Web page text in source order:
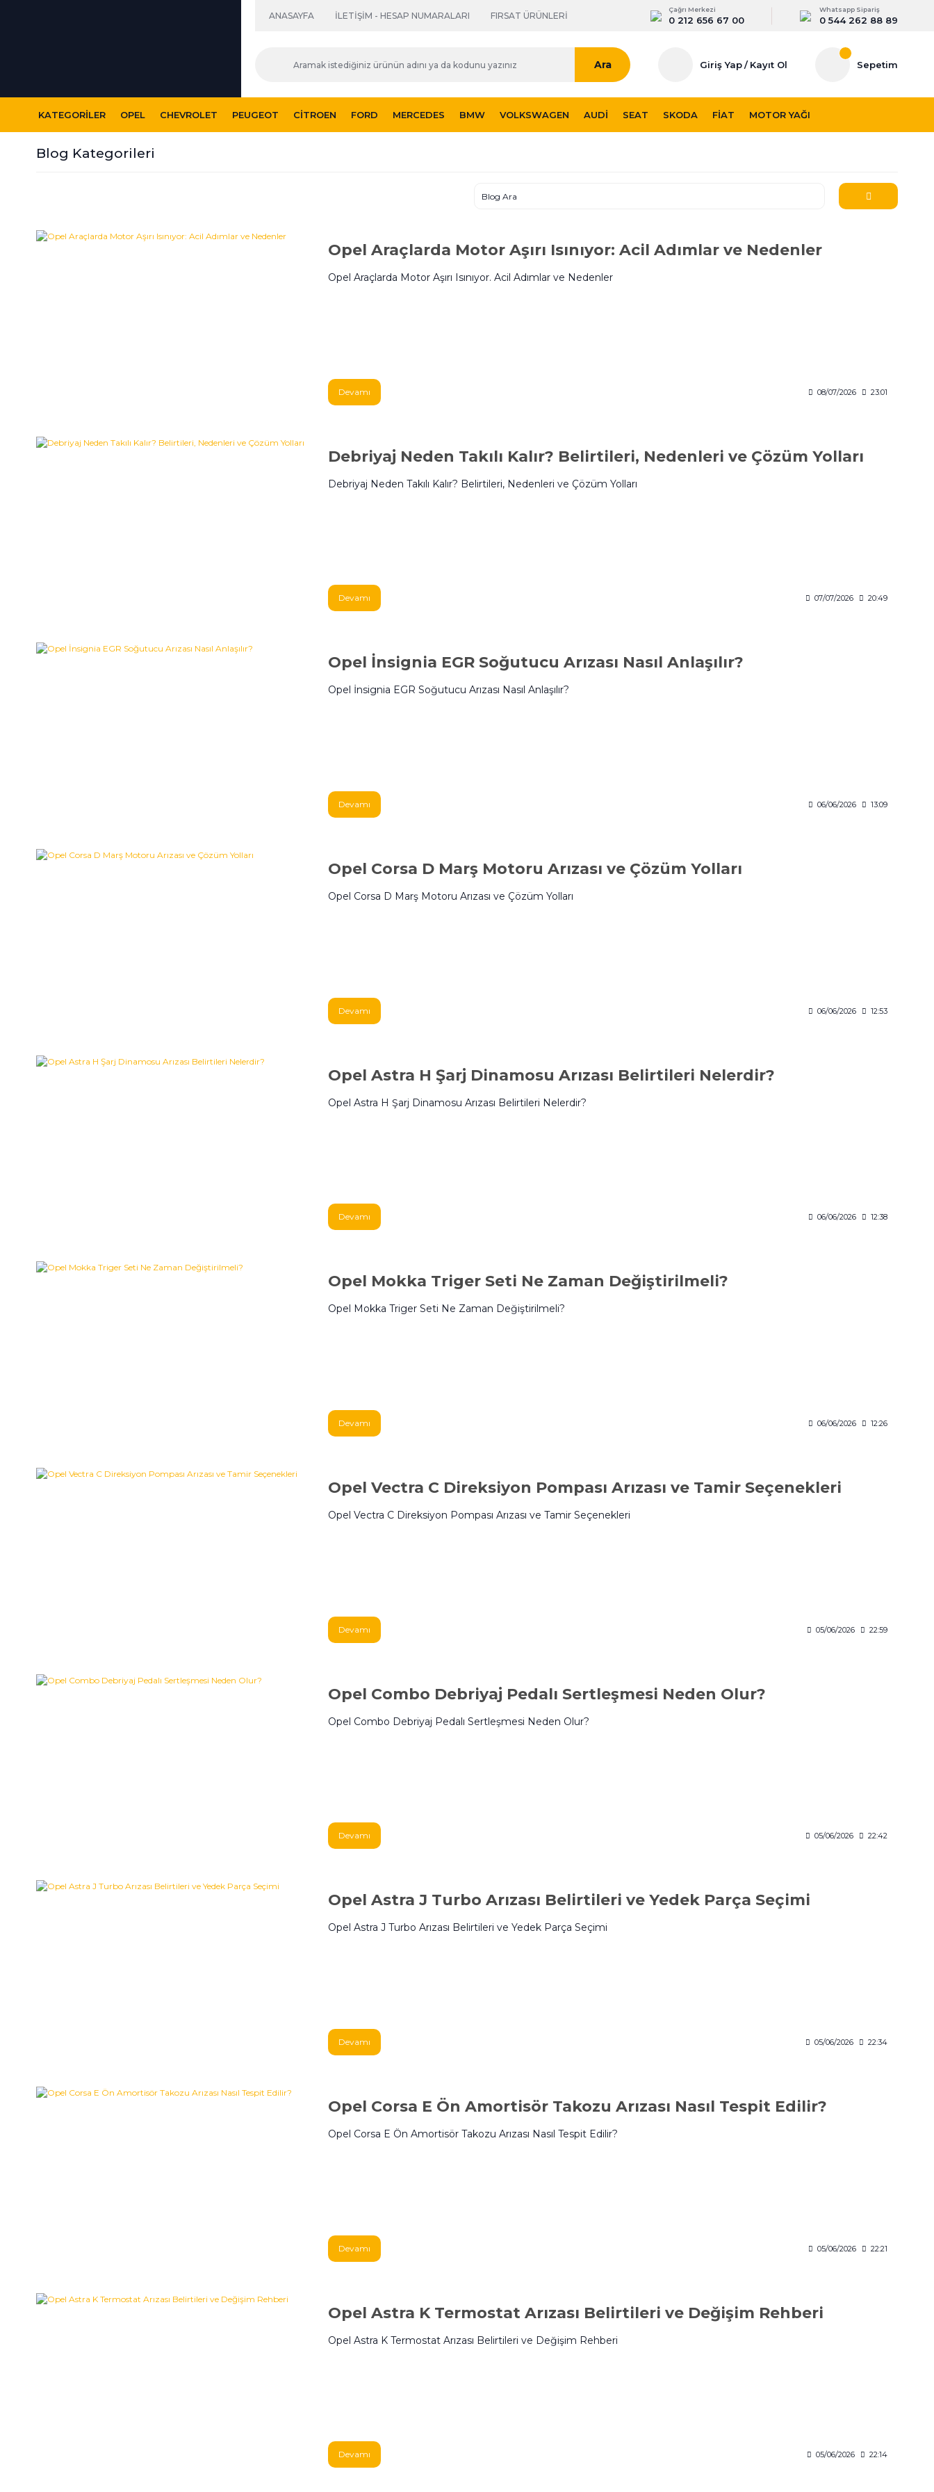
ANASAYFA İLETİŞİM - HESAP NUMARALARI FIRSAT ÜRÜNLERİ
Çağrı Merkezi
0 212 656 67 00
Whatsapp Sipariş
0 544 262 88 89
Ara Giriş Yap/ Kayıt Ol Sepetim
KATEGORILER OPEL CHEVROLET PEUGEOT CITROEN FORD MERCEDES BMW VOLKSWAGEN AUDI SEAT SKODA FIAT MOTOR YAĞI
Blog Kategorileri
Opel Araçlarda Motor Aşırı Isınıyor: Acil Adımlar ve Nedenler
Opel Araçlarda Motor Aşırı Isınıyor. Acil Adımlar ve Nedenler
Devamı 08/07/2026 23:01
Debriyaj Neden Takılı Kalır? Belirtileri, Nedenleri ve Çözüm Yolları
Debriyaj Neden Takılı Kalır? Belirtileri, Nedenleri ve Çözüm Yolları
Devamı 07/07/2026 20:49
Opel İnsignia EGR Soğutucu Arızası Nasıl Anlaşılır?
Opel İnsignia EGR Soğutucu Arızası Nasıl Anlaşılır?
Devamı 06/06/2026 13:09
Opel Corsa D Marş Motoru Arızası ve Çözüm Yolları
Opel Corsa D Marş Motoru Arızası ve Çözüm Yolları
Devamı 06/06/2026 12:53
Opel Astra H Şarj Dinamosu Arızası Belirtileri Nelerdir?
Opel Astra H Şarj Dinamosu Arızası Belirtileri Nelerdir?
Devamı 06/06/2026 12:38
Opel Mokka Triger Seti Ne Zaman Değiştirilmeli?
Opel Mokka Triger Seti Ne Zaman Değiştirilmeli?
Devamı 06/06/2026 12:26
Opel Vectra C Direksiyon Pompası Arızası ve Tamir Seçenekleri
Opel Vectra C Direksiyon Pompası Arızası ve Tamir Seçenekleri
Devamı 05/06/2026 22:59
Opel Combo Debriyaj Pedalı Sertleşmesi Neden Olur?
Opel Combo Debriyaj Pedalı Sertleşmesi Neden Olur?
Devamı 05/06/2026 22:42
Opel Astra J Turbo Arızası Belirtileri ve Yedek Parça Seçimi
Opel Astra J Turbo Arızası Belirtileri ve Yedek Parça Seçimi
Devamı 05/06/2026 22:34
Opel Corsa E Ön Amortisör Takozu Arızası Nasıl Tespit Edilir?
Opel Corsa E Ön Amortisör Takozu Arızası Nasıl Tespit Edilir?
Devamı 05/06/2026 22:21
Opel Astra K Termostat Arızası Belirtileri ve Değişim Rehberi
Opel Astra K Termostat Arızası Belirtileri ve Değişim Rehberi
Devamı 05/06/2026 22:14